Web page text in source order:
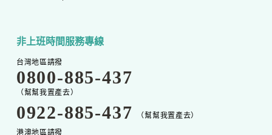
非上班時間服務專線
台灣地區請撥
0800-885-437
（幫幫我置產去）
0922-885-437
（幫幫我置產去）
港澳地區請撥